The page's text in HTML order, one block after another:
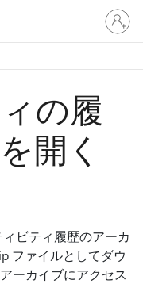
ア
カ
ウ
に
サ
イ
の履
開く
ビティ履歴のアーカ
ファイルとしてダウ
ーカイブにアクセス